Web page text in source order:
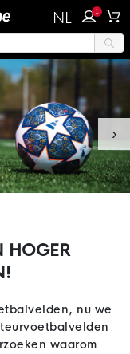
NL 1
›
HOGER
nu we
waarom